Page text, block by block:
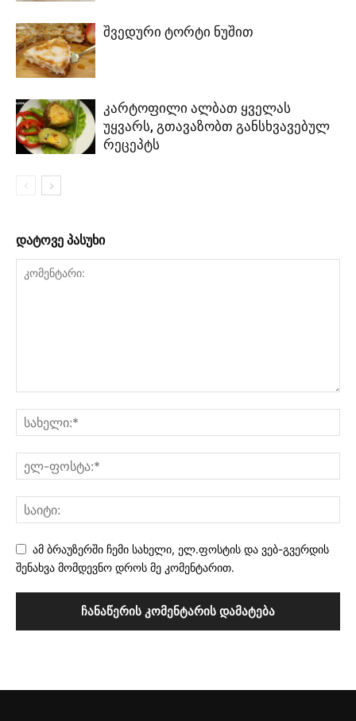
შვედური ტორტი ნუშით
კარტოფილი ალბათ ყველას
უყვარს, გთავაზობთ განსხვავებულ
რეცეპტს
დატოვე პასუხი
ამ ბრაუზერში ჩემი სახელი, ელ.ფოსტის და ვებ-გვერდის
შენახვა მომდევნო დროს მე კომენტარით.